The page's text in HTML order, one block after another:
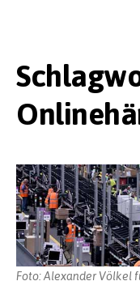
Foto: Alexander Völkel